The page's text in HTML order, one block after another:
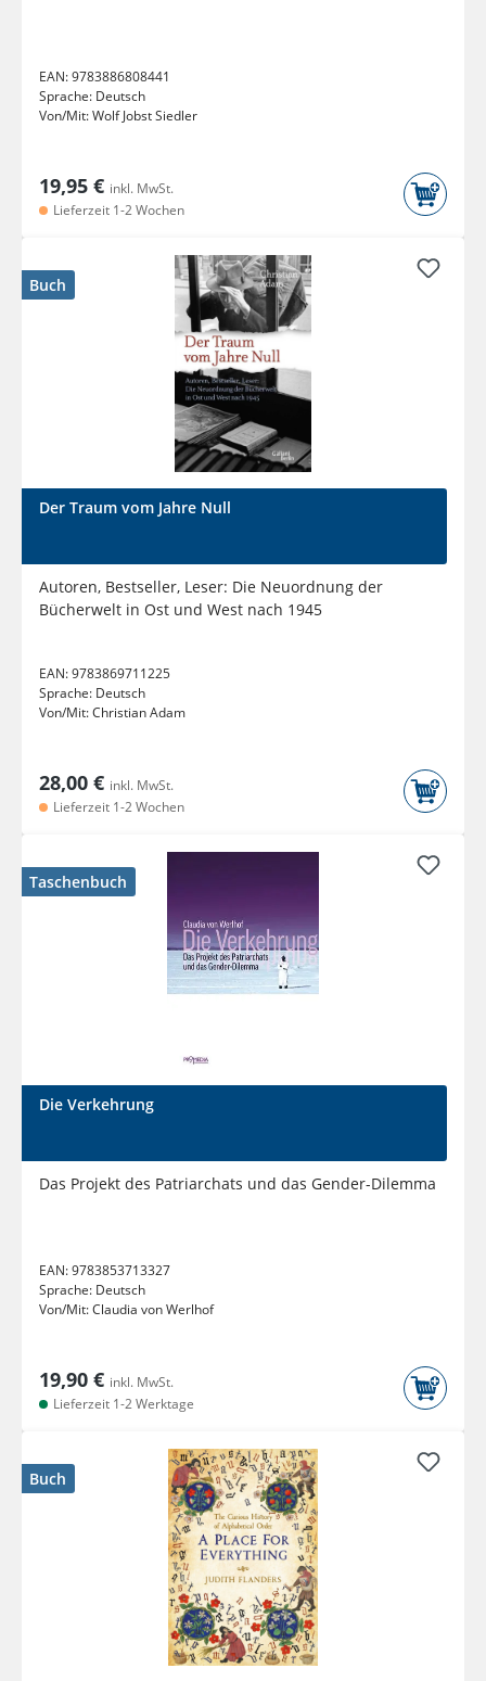
EAN:9783886808441
Sprache: Deutsch
Von/Mit:Wolf Jobst Siedler
19,95 € inkl. MwSt.
Lieferzeit 1-2 Wochen
Buch
Der Traum vom Jahre Null
Autoren, Bestseller, Leser: Die Neuordnung der
Bücherwelt in Ost und West nach 1945
EAN:9783869711225
Sprache: Deutsch
Von/Mit:Christian Adam
28,00 € inkl. MwSt.
Lieferzeit 1-2 Wochen
Taschenbuch
Die Verkehrung
Das Projekt des Patriarchats und das Gender-Dilemma
EAN:9783853713327
Sprache: Deutsch
Von/Mit:Claudia von Werlhof
19,90 € inkl. MwSt.
Lieferzeit 1-2 Werktage
Buch